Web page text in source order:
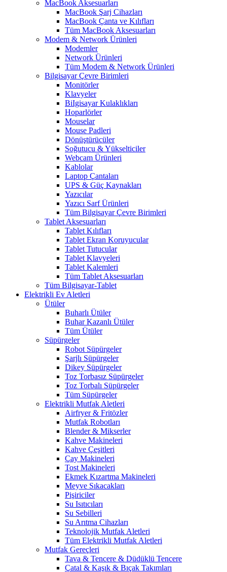
MacBook Aksesuarları
MacBook Şarj Cihazları
MacBook Çanta ve Kılıfları
Tüm MacBook Aksesuarları
Modem & Network Ürünleri
Modemler
Network Ürünleri
Tüm Modem & Network Ürünleri
Bilgisayar Çevre Birimleri
Monitörler
Klavyeler
BiIgisayar Kulaklıkları
Hoparlörler
Mouselar
Mouse Padleri
Dönüştürücüler
Soğutucu & Yükselticiler
Webcam Ürünleri
Kablolar
Laptop Çantaları
UPS & Güç Kaynakları
Yazıcılar
Yazıcı Sarf Ürünleri
Tüm Bilgisayar Çevre Birimleri
Tablet Aksesuarları
Tablet Kılıfları
Tablet Ekran Koruyucular
Tablet Tutucular
Tablet Klavyeleri
Tablet Kalemleri
Tüm Tablet Aksesuarları
Tüm Bilgisayar-Tablet
Elektrikli Ev Aletleri
Ütüler
Buharlı Ütüler
Buhar Kazanlı Ütüler
Tüm Ütüler
Süpürgeler
Robot Süpürgeler
Şarjlı Süpürgeler
Dikey Süpürgeler
Toz Torbasız Süpürgeler
Toz Torbalı Süpürgeler
Tüm Süpürgeler
Elektrikli Mutfak Aletleri
Airfryer & Fritözler
Mutfak Robotları
Blender & Mikserler
Kahve Makineleri
Kahve Çeşitleri
Çay Makineleri
Tost Makineleri
Ekmek Kızartma Makineleri
Meyve Sıkacakları
Pişiriciler
Su Isıtıcıları
Su Sebilleri
Su Arıtma Cihazları
Teknolojik Mutfak Aletleri
Tüm Elektrikli Mutfak Aletleri
Mutfak Gereçleri
Tava & Tencere & Düdüklü Tencere
Çatal & Kaşık & Bıçak Takımları